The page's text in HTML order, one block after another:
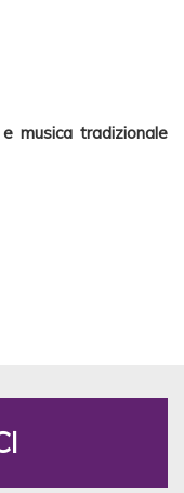
musica tradizionale